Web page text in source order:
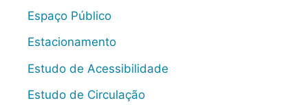
Espaço Público
Estacionamento
Estudo de Acessibilidade
Estudo de Circulação